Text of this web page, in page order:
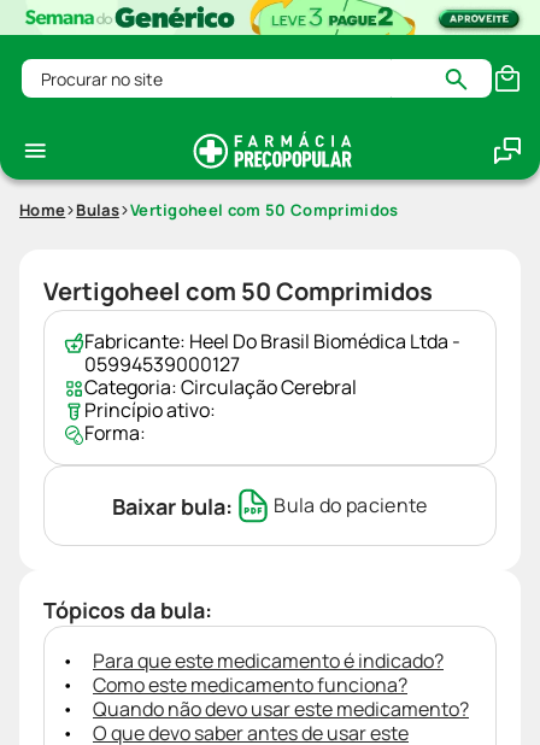
Procurar no site
Home Bulas Vertigoheel com 50 Comprimidos
Vertigoheel com 50 Comprimidos
Fabricante: Heel Do Brasil Biomédica Ltda -
05994539000127
Categoria:Circulação Cerebral
Princípio ativo:
Forma:
Baixar bula: Bula do paciente
Tópicos da bula:
Para que este medicamento é indicado?
Como este medicamento funciona?
Quando não devo usar este medicamento?
O que devo saber antes de usar este